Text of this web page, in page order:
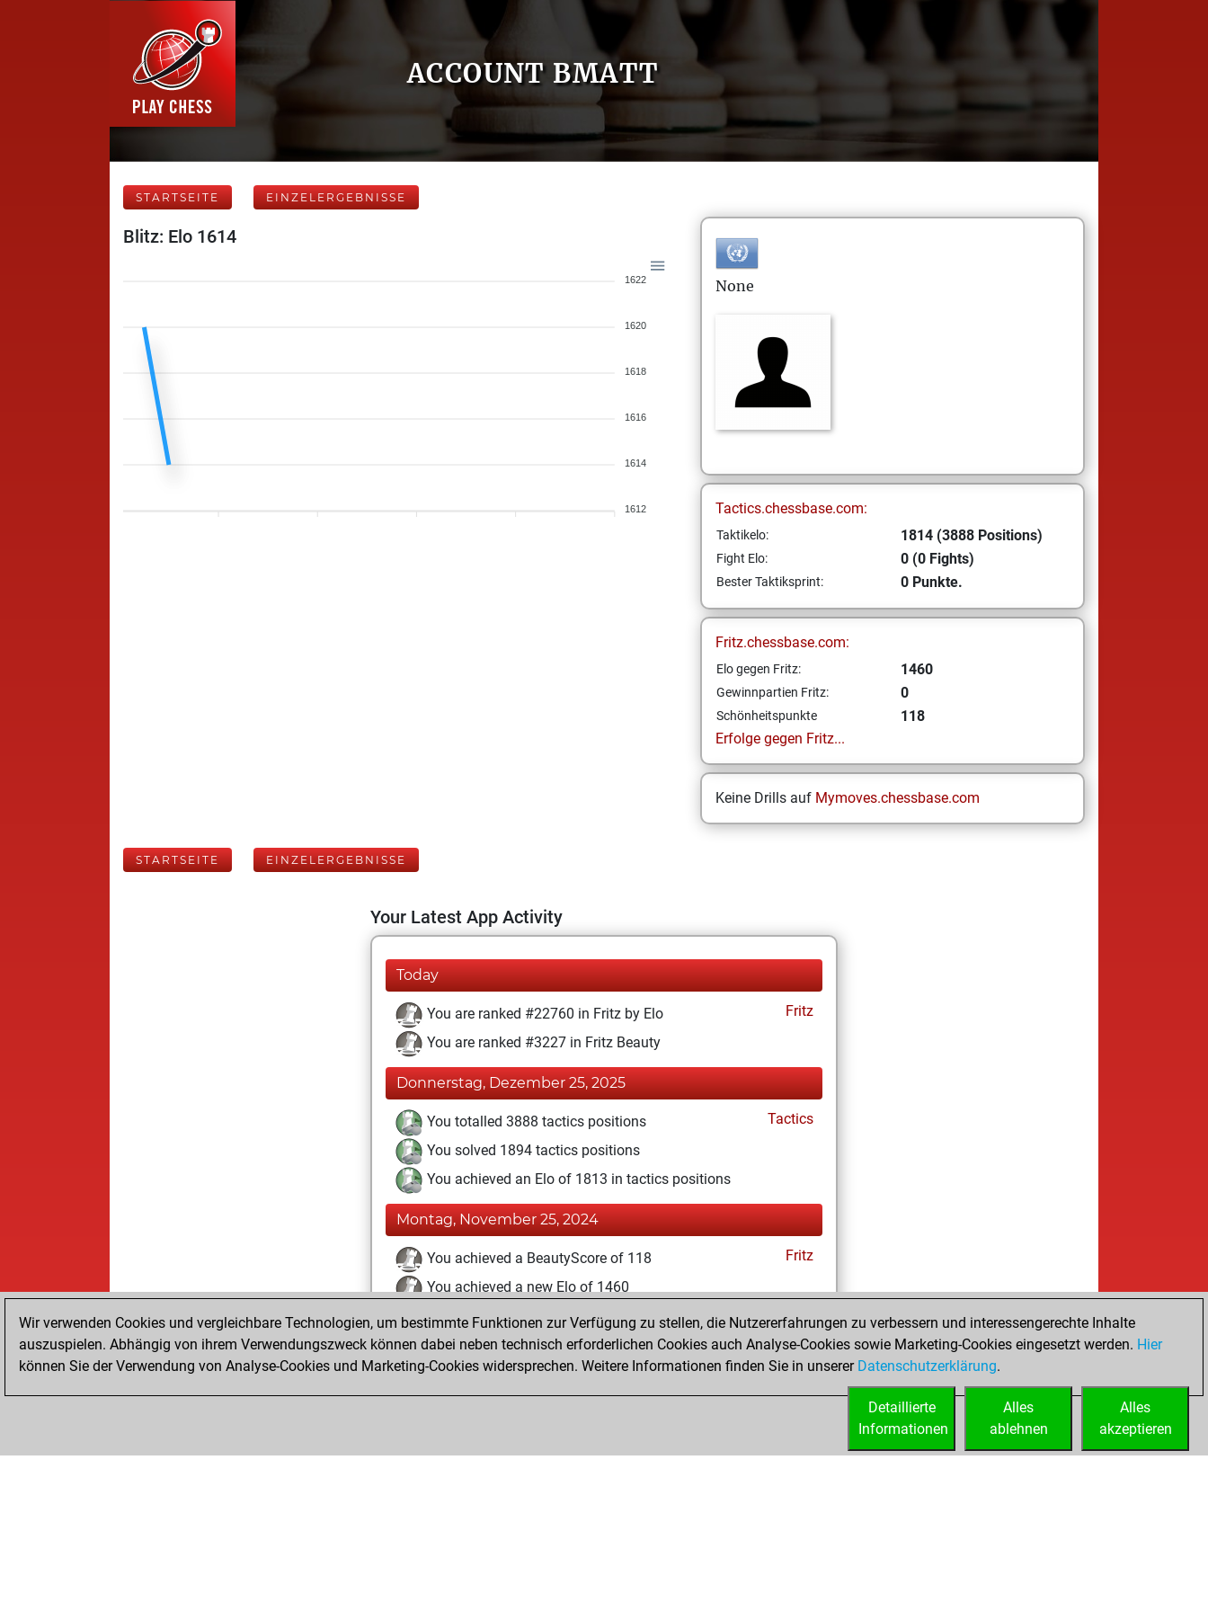
ACCOUNT BMATT
STARTSEITE EINZELERGEBNISSE
Blitz: Elo 1614
1622
1620
1618
1616
1614
1612
None
Tactics.chessbase.com:
Taktikelo: 1814 (3888 Positions)
Fight Elo: 0 (0 Fights)
Bester Taktiksprint: 0 Punkte.
Fritz.chessbase.com:
Elo gegen Fritz: 1460
Gewinnpartien Fritz: 0
Schönheitspunkte
118
Erfolge gegen Fritz...
Keine Drills auf Mymoves.chessbase.com
STARTSEITE EINZELERGEBNISSE
Your Latest App Activity
Today
You are ranked #22760 in Fritz by Elo
Fritz
You are ranked #3227 in Fritz Beauty
Donnerstag, Dezember 25, 2025
You totalled 3888 tactics positions
Tactics
You solved 1894 tactics positions
You achieved an Elo of 1813 in tactics positions
Montag, November 25, 2024
You achieved a BeautyScore of 118
Fritz
You achieved a new Elo of 1460
Donnerstag, November 7, 2024
You created your Fritz account Fritz
Wir verwenden Cookies und vergleichbare Technologien, um bestimmte Funktionen zur Verfügung zu stellen, die Nutzererfahrungen zu verbessern und interessengerechte Inhalte
auszuspielen. Abhängig von ihrem Verwendungszweck können dabei neben technisch erforderlichen Cookies auch Analyse-Cookies sowie Marketing-Cookies eingesetzt werden. Hier
können Sie der Verwendung von Analyse-Cookies und Marketing-Cookies widersprechen. Weitere Informationen finden Sie in unserer Datenschutzerklärung.
Alles
akzeptieren
Alles
ablehnen
Detaillierte
Informationen